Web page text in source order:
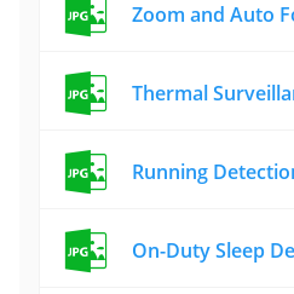
Zoom and Auto
Thermal
Running
On-Duty Sleep